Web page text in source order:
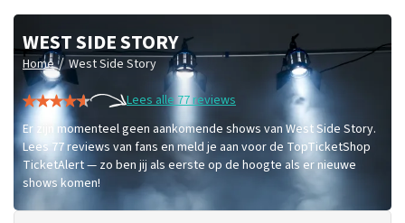
WEST SIDE STORY
Home / West Side Story
Lees alle 77 reviews
Er zijn momenteel geen aankomende shows van West Side Story.
Lees 77 reviews van fans en meld je aan voor de TopTicketShop
TicketAlert — zo ben jij als eerste op de hoogte als er nieuwe
shows komen!